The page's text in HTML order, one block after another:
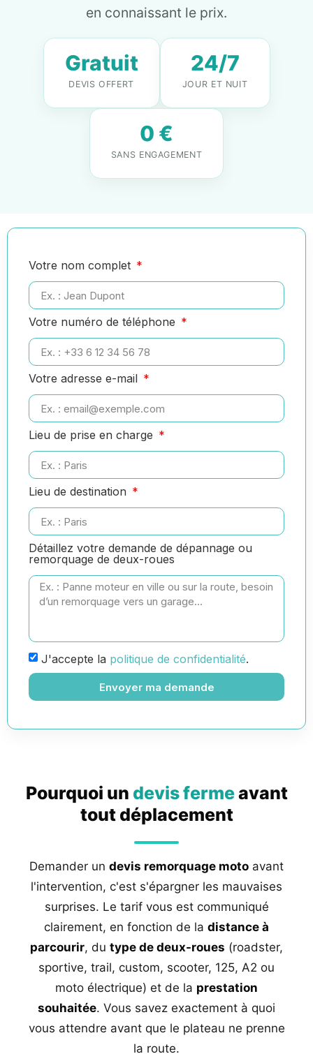
en connaissant le prix.
Gratuit
DEVIS OFFERT
24/7
JOUR ET NUIT
0 €
SANS ENGAGEMENT
Votre nom complet
Votre numéro de téléphone
Votre adresse e-mail
Lieu de prise en charge
Lieu de destination
Détaillez votre demande de dépannage ou
remorquage de deux-roues
J'accepte la politique de confidentialité.
Envoyer ma demande
Pourquoi un devis fermeavant
tout déplacement
Demander un devis remorquage moto avant
l'intervention, c'est s'épargner les mauvaises
surprises. Le tarif vous est communiqué
clairement, en fonction de la distance à
parcourir, du type de deux-roues (roadster,
sportive, trail, custom, scooter, 125, A2 ou
moto électrique) et de la prestation
souhaitée. Vous savez exactement à quoi
vous attendre avant que le plateau ne prenne
la route.